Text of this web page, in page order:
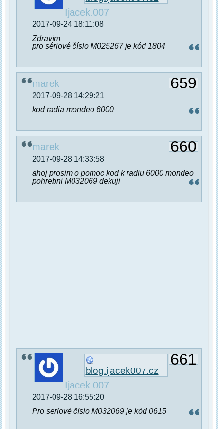
Ijacek.007
2017-09-24 18:11:08
Zdravím
pro sériové číslo M025267 je kód 1804
659
marek
2017-09-28 14:29:21
kod radia mondeo 6000
660
marek
2017-09-28 14:33:58
ahoj prosim o pomoc kod k radiu 6000 mondeo
pohrebni M032069 dekuji
661
blog.ijacek007.cz
Ijacek.007
2017-09-28 16:55:20
Pro seriové číslo M032069 je kód 0615